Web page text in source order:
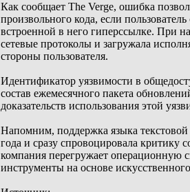
Как сообщает The Verge, ошибка
произвольного кода, если
встроенной в него гиперссылке. При
сетевые протоколы и загружала
стороны пользователя.
Идентификатор уязвимости в
состав ежемесячного пакета
доказательств использования этой
Напомним, поддержка языка
года и сразу спровоцировала критику
компания перегружает операционную
инструменты на основе